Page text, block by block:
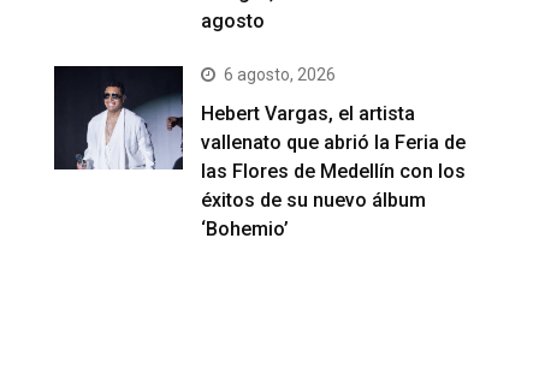
agosto
6 agosto, 2026
Hebert Vargas, el artista
vallenato que abrió la Feria de
las Flores de Medellín con los
éxitos de su nuevo álbum
‘Bohemio’